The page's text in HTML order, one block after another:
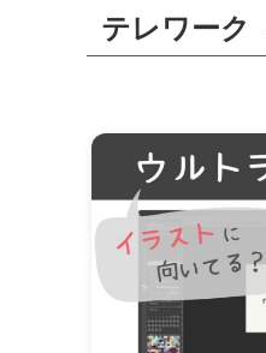
テレワーク